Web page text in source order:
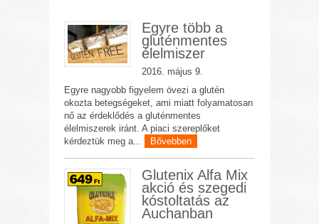
Egyre több a
gluténmentes
élelmiszer
2016. május 9.
Egyre nagyobb figyelem övezi a glutén
okozta betegségeket, ami miatt folyamatosan
nő az érdeklődés a gluténmentes
élelmiszerek iránt. A piaci szereplőket
kérdeztük meg a...
Bővebben
Glutenix Alfa Mix
akció és szegedi
kóstoltatás az
Auchanban